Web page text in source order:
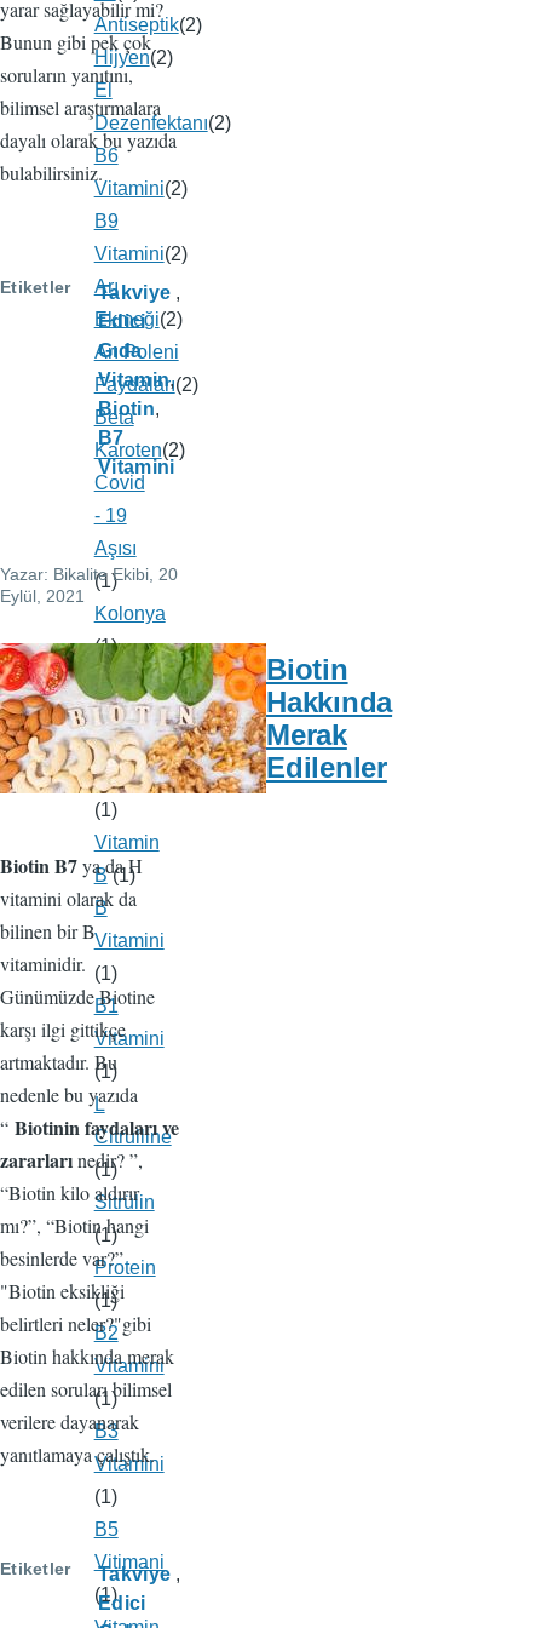
yarar sağlayabilir mi?
Bunun gibi pek çok
soruların yanıtını,
bilimsel araştırmalara
dayalı olarak bu yazıda
bulabilirsiniz.
Etiketler
Takviye
Edici
Gıda
Vitamin
Biotin
B7
Vitamini
Yazar: Bikalite Ekibi, 20
Eylül, 2021
Biotin
Hakkında
Merak
Edilenler
Biotin B7ya da H
vitamini olarak da
bilinen bir B
vitaminidir.
Günümüzde Biotine
karşı ilgi gittikçe
artmaktadır. Bu
nedenle bu yazıda
“ Biotinin faydaları ve
zararlarınedir? ”,
“Biotin kilo aldırır
mı?”, “Biotin hangi
besinlerde var?”
"Biotin eksikliği
belirtleri neler?"gibi
Biotin hakkında merak
edilen soruları bilimsel
verilere dayanarak
yanıtlamaya çalıştık.
Etiketler
Takviye
Edici
Antiseptik(2)
Hijyen(2)
El
Dezenfektanı(2)
B6
Vitamini(2)
B9
Vitamini(2)
Arı
Ekmeği(2)
Arı Poleni
Faydaları(2)
Beta
Karoten(2)
Covid
- 19
Aşısı
(1)
Kolonya
(1)
Çocuk
Maskesi
Kullanımı
ve Hijyen
(1)
Vitamin
B(1)
B
Vitamini
(1)
B1
Vitamini
(1)
L
Citrulline
(1)
Sitrülin
(1)
Protein
(1)
B2
Vitamini
(1)
B3
Vitamini
(1)
B5
Vitimani
(1)